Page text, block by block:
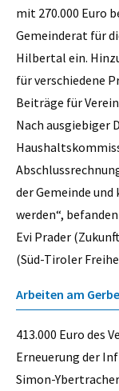
mit 270.000 Euro
Gemeinderat für
Hilbertal ein.
für verschiedene
Beiträge für
Nach ausgiebiger
der Gemeinde
werden“,
Evi Prader
(Süd-Tiroler
Arbeiten am
413.000 Euro des
Erneuerung der
Simon-